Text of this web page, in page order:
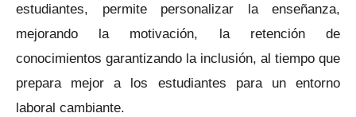
estudiantes, permite personalizar la enseñanza,
mejorando la motivación, la retención de
conocimientos garantizando la inclusión, al tiempo que
prepara mejor a los estudiantes para un entorno
laboral cambiante.